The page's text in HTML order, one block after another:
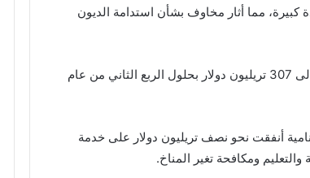
مما أثار مخاوف بشأن استدامة الديون
وأفاد معهد التمويل الدولي في وقت سابق أن الدين العالمي وصل إلى 307 تريليون دولار بحلول الربع الثاني من عام
أنفقت نحو نصف تريليون دولار على خدمة